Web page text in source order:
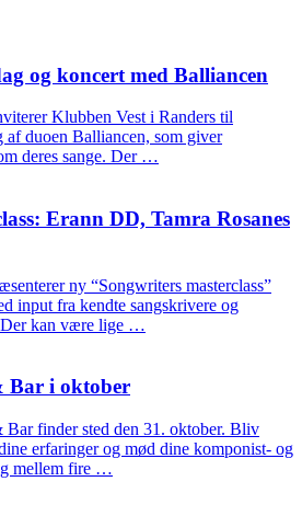
og koncert med Balliancen
Klubben Vest i Randers til
af duoen Balliancen, som giver
deres sange. Der …
Erann DD, Tamra Rosanes
ny “Songwriters masterclass”
input fra kendte sangskrivere og
kan være lige …
Bar i oktober
finder sted den 31. oktober. Bliv
erfaringer og mød dine komponist- og
mellem fire …